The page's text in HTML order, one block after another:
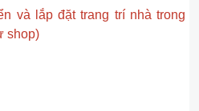
và lắp đặt trang trí nhà trong
shop)